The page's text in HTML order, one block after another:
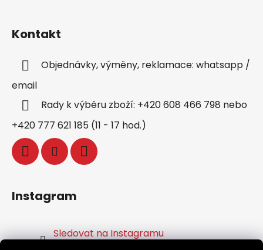
Kontakt
Objednávky, výměny, reklamace: whatsapp /
email
Rady k výběru zboží: +420 608 466 798 nebo
+420 777 621 185 (11 - 17 hod.)
Instagram
Sledovat na Instagramu